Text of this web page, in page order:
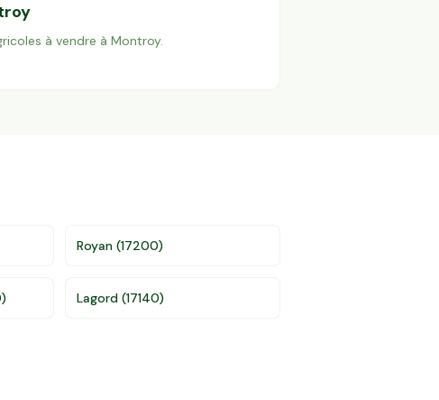
à vendre à Montroy.
Royan (17200)
) Lagord (17140)